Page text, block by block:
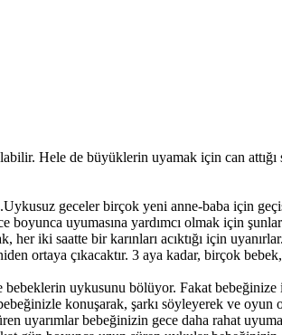
Hele de büyüklerin uyamak için can
geceler birçok yeni anne-baba için
uyumasına yardımcı olmak için
iki saatte bir karınları acıktığı için
ortaya çıkacaktır. 3 aya kadar, birçok
uykusunu bölüyor. Fakat
konuşarak, şarkı söyleyerek ve oyun
uyarımlar bebeğinizin gece daha rahat